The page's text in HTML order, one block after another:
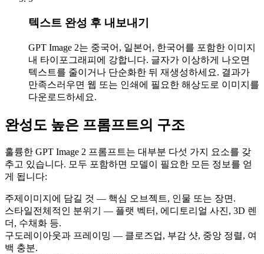
텍스트 완성 후 내보내기
GPT Image 2는 중국어, 일본어, 한국어를 포함한 이미지
내 타이포그래피에 강합니다. 글자가 이상하게 나오면
텍스트를 줄이거나 단순화한 뒤 재생성하세요. 결과가
만족스러우면 웹 또는 인쇄에 필요한 해상도로 이미지를
다운로드하세요.
완성도 높은 프롬프트의 구조
훌륭한 GPT Image 2 프롬프트는 대부분 다섯 가지 요소를 갖
추고 있습니다. 모두 포함하면 모델이 필요한 모든 정보를 얻
게 됩니다:
주제 이미지에 담길 것 — 핵심 오브젝트, 인물 또는 장면.
스타일전체적인 분위기 — 플랫 벡터, 에디토리얼 사진, 3D 렌
더, 수채화 등.
구도레이아웃과 프레이밍 — 클로즈업, 부감 샷, 중앙 정렬, 여
백 충분.